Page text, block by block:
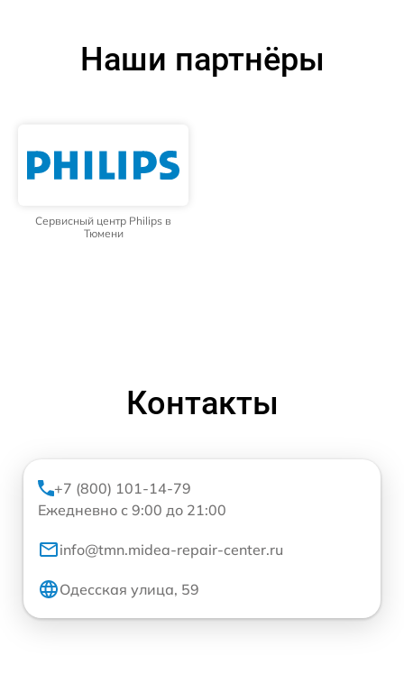
Наши партнёры
Сервисный центр Philips в
Тюмени
Контакты
+7 (800) 101-14-79
Ежедневно с 9:00 до 21:00
info@tmn.midea-repair-center.ru
Одесская улица, 59